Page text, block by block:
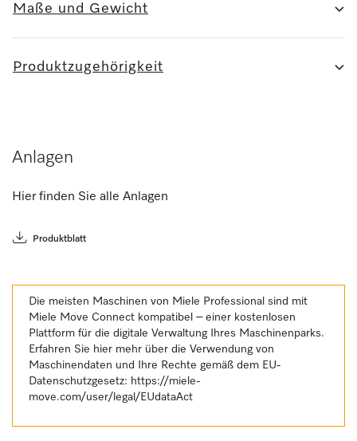
Maße und Gewicht
Produktzugehörigkeit
Anlagen
Hier finden Sie alle Anlagen
Produktblatt
Die meisten Maschinen von Miele Professional sind mit
Miele Move Connect kompatibel – einer kostenlosen
Plattform für die digitale Verwaltung Ihres Maschinenparks.
Erfahren Sie hier mehr über die Verwendung von
Maschinendaten und Ihre Rechte gemäß dem EU-
Datenschutzgesetz: https://miele-
move.com/user/legal/EUdataAct